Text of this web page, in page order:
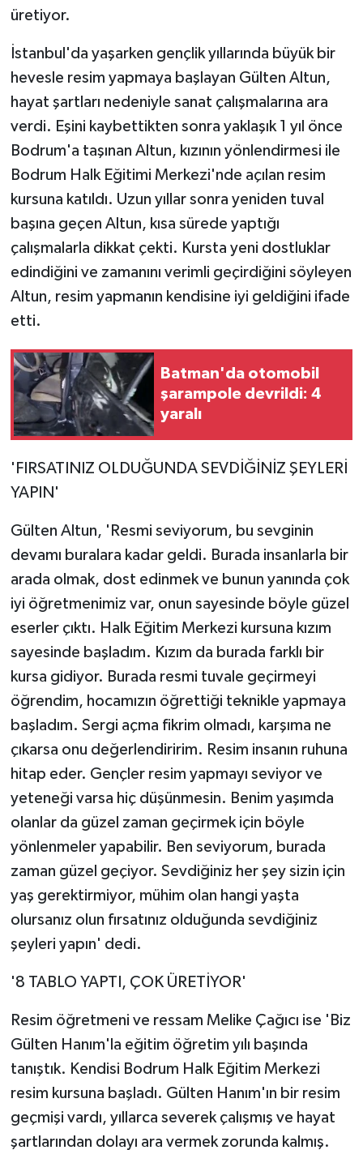
üretiyor.
İstanbul'da yaşarken gençlik yıllarında büyük bir
hevesle resim yapmaya başlayan Gülten Altun,
hayat şartları nedeniyle sanat çalışmalarına ara
verdi. Eşini kaybettikten sonra yaklaşık 1 yıl önce
Bodrum'a taşınan Altun, kızının yönlendirmesi ile
Bodrum Halk Eğitimi Merkezi'nde açılan resim
kursuna katıldı. Uzun yıllar sonra yeniden tuval
başına geçen Altun, kısa sürede yaptığı
çalışmalarla dikkat çekti. Kursta yeni dostluklar
edindiğini ve zamanını verimli geçirdiğini söyleyen
Altun, resim yapmanın kendisine iyi geldiğini ifade
etti.
Batman'da otomobil
şarampole devrildi: 4
yaralı
'FIRSATINIZ OLDUĞUNDA SEVDİĞİNİZ ŞEYLERİ
YAPIN'
Gülten Altun, 'Resmi seviyorum, bu sevginin
devamı buralara kadar geldi. Burada insanlarla bir
arada olmak, dost edinmek ve bunun yanında çok
iyi öğretmenimiz var, onun sayesinde böyle güzel
eserler çıktı. Halk Eğitim Merkezi kursuna kızım
sayesinde başladım. Kızım da burada farklı bir
kursa gidiyor. Burada resmi tuvale geçirmeyi
öğrendim, hocamızın öğrettiği teknikle yapmaya
başladım. Sergi açma fikrim olmadı, karşıma ne
çıkarsa onu değerlendiririm. Resim insanın ruhuna
hitap eder. Gençler resim yapmayı seviyor ve
yeteneği varsa hiç düşünmesin. Benim yaşımda
olanlar da güzel zaman geçirmek için böyle
yönlenmeler yapabilir. Ben seviyorum, burada
zaman güzel geçiyor. Sevdiğiniz her şey sizin için
yaş gerektirmiyor, mühim olan hangi yaşta
olursanız olun fırsatınız olduğunda sevdiğiniz
şeyleri yapın' dedi.
'8 TABLO YAPTI, ÇOK ÜRETİYOR'
Resim öğretmeni ve ressam Melike Çağıcı ise 'Biz
Gülten Hanım'la eğitim öğretim yılı başında
tanıştık. Kendisi Bodrum Halk Eğitim Merkezi
resim kursuna başladı. Gülten Hanım'ın bir resim
geçmişi vardı, yıllarca severek çalışmış ve hayat
şartlarından dolayı ara vermek zorunda kalmış.
Sağlık
Son Dakika
Yaşam
AboneHaber Özel